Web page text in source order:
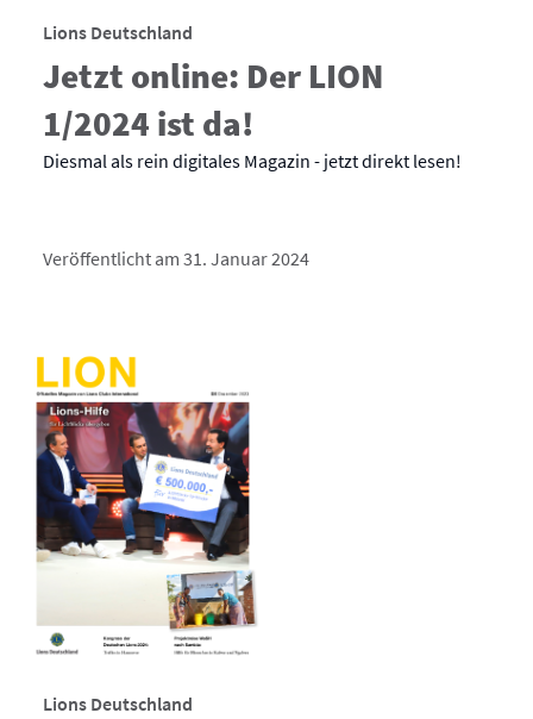
Lions Deutschland
Jetzt online: Der LION
1/2024 ist da!
Diesmal als rein digitales Magazin - jetzt direkt lesen!
Veröffentlicht am 31. Januar 2024
Lions Deutschland